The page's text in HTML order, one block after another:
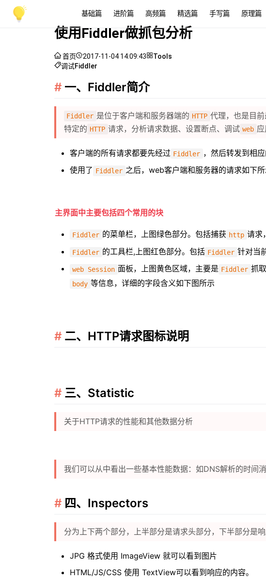
基础篇 进阶篇 高频篇 精选篇 手写篇 原理篇
使用Fiddler做抓包分析
首页 2017-11-04 14:09:43
Tools
调试Fiddler
一、Fiddler简介
Fiddler 是位于客户端和服务器端的 HTTP 代理，也是目
特定的 HTTP 请求，分析请求数据、设置断点、调试 web
客户端的所有请求都要先经过 Fiddler ，然后转发到相
使用了 Fiddler 之后，web客户端和服务器的请求如下
主界面中主要包括四个常用的块
Fiddler 的菜单栏，上图绿色部分。包括捕获 http 请求
Fiddler 的工具栏,上图红色部分。包括 Fiddler 针对当
web Session 面板，上图黄色区域，主要是 Fiddler 抓
body 等信息，详细的字段含义如下图所示
二、HTTP请求图标说明
三、Statistic
关于HTTP请求的性能和其他数据分析
我们可以从中看出一些基本性能数据：如DNS解析的时间
四、Inspectors
分为上下两个部分，上半部分是请求头部分，下半部分是
JPG 格式使用 ImageView 就可以看到图片
HTML/JS/CSS 使用 TextView可以看到响应的内容。